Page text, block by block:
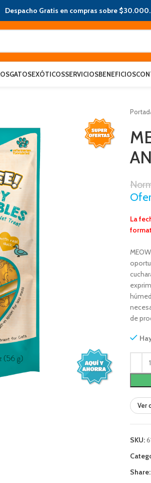
Despacho Gratis en compras sobre
GATOSEXÓTICOSSERVICIOSBENEFICIOS
La
de
Ver
SKU:
Share: